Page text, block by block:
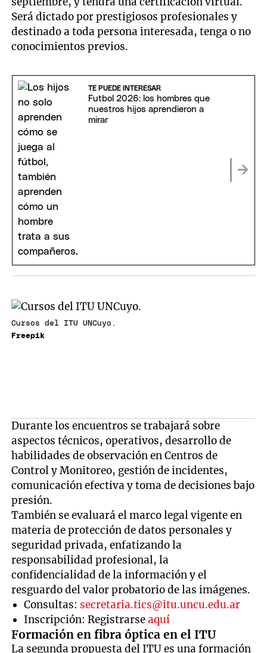
Será dictado por prestigiosos profesionales y
destinado a toda persona interesada, tenga o no
conocimientos previos.
TE PUEDE INTERESAR
Futbol 2026: los hombres que
nuestros hijos aprendieron a
mirar
Cursos del ITU UNCuyo.
Freepik
Durante los encuentros se trabajará sobre
aspectos técnicos, operativos, desarrollo de
habilidades de observación en Centros de
Control y Monitoreo, gestión de incidentes,
comunicación efectiva y toma de decisiones bajo
presión.
También se evaluará el marco legal vigente en
materia de protección de datos personales y
seguridad privada, enfatizando la
responsabilidad profesional, la
confidencialidad de la información y el
resguardo del valor probatorio de las imágenes.
Consultas: secretaria.tics@itu.uncu.edu.ar
Inscripción: Registrarseaquí
Formación en fibra óptica en el ITU
La segunda propuesta del ITU es una formación